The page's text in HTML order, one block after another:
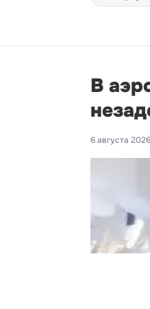
В
6 августа